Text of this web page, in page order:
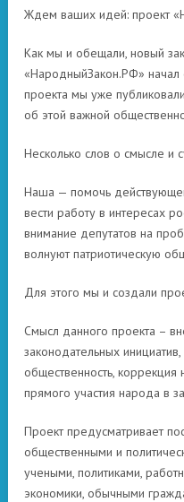
Ждем ваших идей: проект
Как мы и обещали, новый
«НародныйЗакон.РФ» начал
проекта мы уже
об этой важной
Несколько слов о смысле и
Наша — помочь
вести работу в интересах
внимание депутатов на
волнуют патриотическую
Для этого мы и создали
Смысл данного проекта –
законодательных
общественность,
прямого участия народа в
Проект предусматривает
общественными и
учеными, политиками,
экономики, обычными